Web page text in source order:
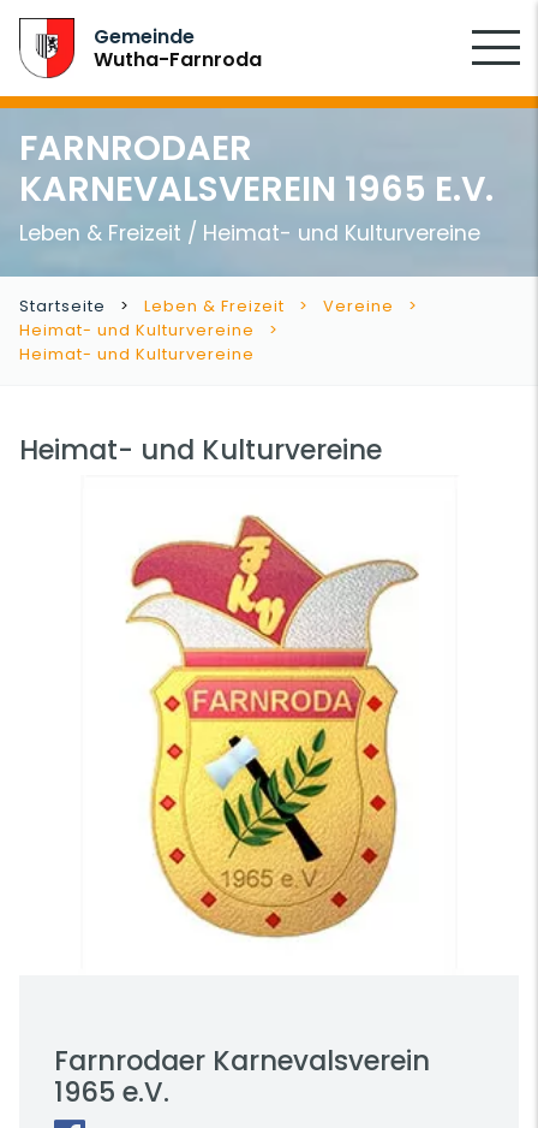
Gemeinde
Wutha-Farnroda
FARNRODAER
KARNEVALSVEREIN 1965 E.V.
Leben & Freizeit / Heimat- und Kulturvereine
Startseite Leben & Freizeit
Vereine
Heimat- und Kulturvereine
Heimat- und Kulturvereine
Heimat- und Kulturvereine
Farnrodaer Karnevalsverein
1965 e.V.